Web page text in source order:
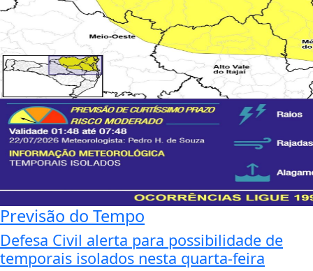
Previsão do Tempo
Defesa Civil alerta para possibilidade de
temporais isolados nesta quarta-feira